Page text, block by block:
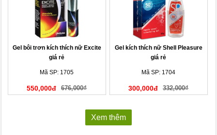
Gel bôi trơn kích thích nữ Excite
giá rẻ
Mã SP: 1705
550,000đ 676,000₫
Gel kích thích nữ Shell Pleasure
giá rẻ
Mã SP: 1704
300,000đ 332,000₫
Xem thêm